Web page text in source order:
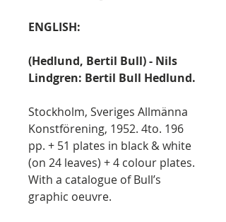
ENGLISH:
(Hedlund, Bertil Bull) - Nils
Lindgren: Bertil Bull Hedlund.
Stockholm, Sveriges Allmänna
Konstförening, 1952. 4to. 196
pp. + 51 plates in black & white
(on 24 leaves) + 4 colour plates.
With a catalogue of Bull’s
graphic oeuvre.